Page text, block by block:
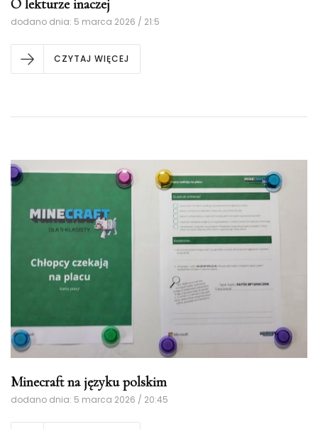
O lekturze inaczej
dodano dnia: 5 marca 2026 / 21:5
CZYTAJ WIĘCEJ
Minecraft na języku polskim
dodano dnia: 5 marca 2026 / 20:45